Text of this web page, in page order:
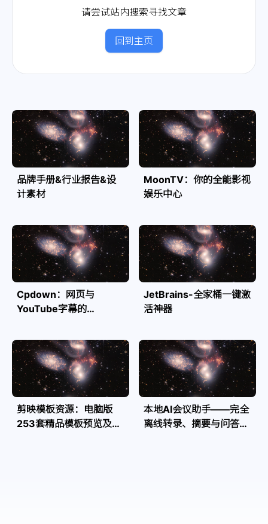
请尝试站内搜索寻找文章
回到主页
品牌手册&行业报告&设
计素材
MoonTV：你的全能影视
娱乐中心
Cpdown：网页与
YouTube字幕的
JetBrains-全家桶一键激
活神器
剪映模板资源：电脑版
253套精品模板预览及源
本地AI会议助手——完全
离线转录、摘要与问答，